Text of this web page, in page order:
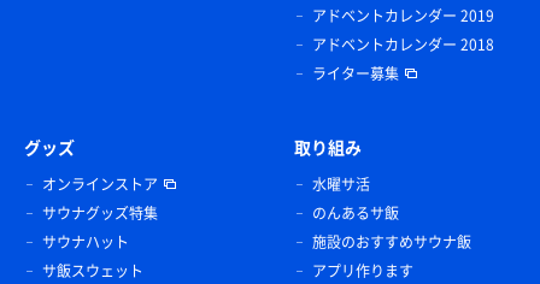
アドベントカレンダー 2019
アドベントカレンダー 2018
ライター募集
グッズ
オンラインストア
サウナグッズ特集
サウナハット
サ飯スウェット
取り組み
水曜サ活
のんあるサ飯
施設のおすすめサウナ飯
アプリ作ります